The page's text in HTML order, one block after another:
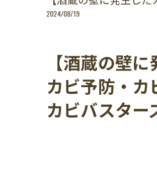
2024/08/19
【酒蔵の壁
カビ予防・カ
カビバスター